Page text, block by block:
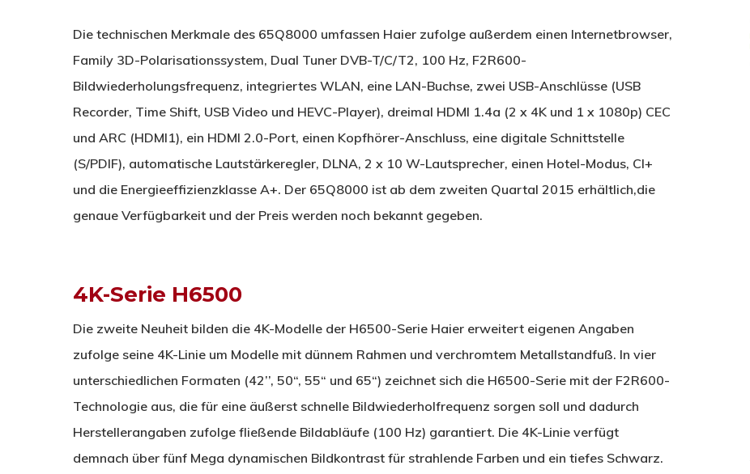
Die technischen Merkmale des 65Q8000 umfassen Haier zufolge außerdem einen Internetbrowser,
Family 3D-Polarisationssystem, Dual Tuner DVB-T/C/T2, 100 Hz, F2R600-
Bildwiederholungsfrequenz, integriertes WLAN, eine LAN-Buchse, zwei USB-Anschlüsse (USB
Recorder, Time Shift, USB Video und HEVC-Player), dreimal HDMI 1.4a (2 x 4K und 1 x 1080p) CEC
und ARC (HDMI1), ein HDMI 2.0-Port, einen Kopfhörer-Anschluss, eine digitale Schnittstelle
(S/PDIF), automatische Lautstärkeregler, DLNA, 2 x 10 W-Lautsprecher, einen Hotel-Modus, CI+
und die Energieeffizienzklasse A+. Der 65Q8000 ist ab dem zweiten Quartal 2015 erhältlich,die
genaue Verfügbarkeit und der Preis werden noch bekannt gegeben.
4K-Serie H6500
Die zweite Neuheit bilden die 4K-Modelle der H6500-Serie Haier erweitert eigenen Angaben
zufolge seine 4K-Linie um Modelle mit dünnem Rahmen und verchromtem Metallstandfuß. In vier
unterschiedlichen Formaten (42’’, 50“, 55“ und 65“) zeichnet sich die H6500-Serie mit der F2R600-
Technologie aus, die für eine äußerst schnelle Bildwiederholfrequenz sorgen soll und dadurch
Herstellerangaben zufolge fließende Bildabläufe (100 Hz) garantiert. Die 4K-Linie verfügt
demnach über fünf Mega dynamischen Bildkontrast für strahlende Farben und ein tiefes Schwarz.